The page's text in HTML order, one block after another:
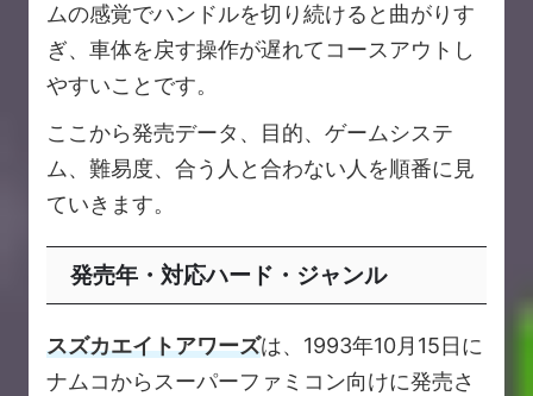
ムの感覚でハンドルを切り続けると曲がりす
ぎ、車体を戻す操作が遅れてコースアウトし
やすいことです。
ここから発売データ、目的、ゲームシステ
ム、難易度、合う人と合わない人を順番に見
ていきます。
発売年・対応ハード・ジャンル
スズカエイトアワーズは、1993年10月15日に
ナムコからスーパーファミコン向けに発売さ